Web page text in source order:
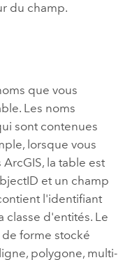
du champ.
que vous
Les noms
sont contenues
lorsque vous
la table est
et un champ
l'identifiant
d'entités. Le
forme stocké
polygone, multi-